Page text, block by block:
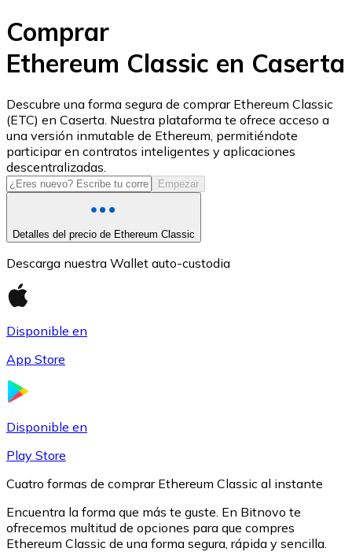
USD Coin
USDC
Litecoin
LTC
Comprar
Ethereum Classic en Caserta
Descubre una forma segura de comprar Ethereum Classic
(ETC) en Caserta. Nuestra plataforma te ofrece acceso a
una versión inmutable de Ethereum, permitiéndote
participar en contratos inteligentes y aplicaciones
descentralizadas.
Empezar
Detalles del precio de Ethereum Classic
Descarga nuestra Wallet auto-custodia
Disponible en
App Store
Disponible en
Play Store
Cuatro formas de comprar Ethereum Classic al instante
Encuentra la forma que más te guste. En Bitnovo te
ofrecemos multitud de opciones para que compres
Ethereum Classic de una forma segura, rápida y sencilla.